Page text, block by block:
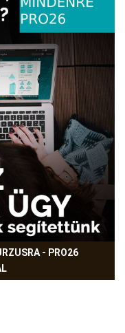
- PRO26